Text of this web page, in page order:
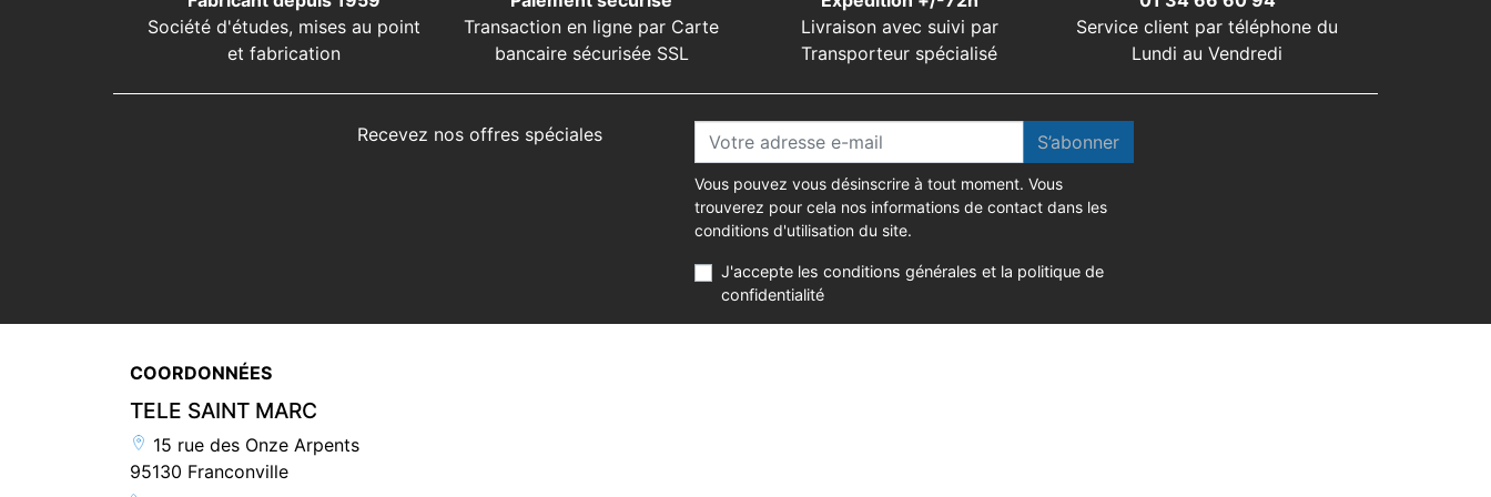
Société d'études, mises au point
et fabrication
Transaction en ligne par Carte
bancaire sécurisée SSL
Livraison avec suivi par
Transporteur spécialisé
Service client par téléphone du
Lundi au Vendredi
Recevez nos offres spéciales S’abonner
Vous pouvez vous désinscrire à tout moment. Vous
trouverez pour cela nos informations de contact dans les
conditions d'utilisation du site.
J'accepte les conditions générales et la politique de
confidentialité
COORDONNÉES
TELE SAINT MARC
15 rue des Onze Arpents
95130 Franconville